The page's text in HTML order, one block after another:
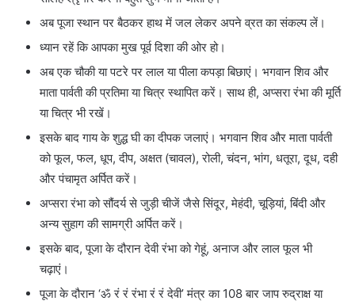
अब पूजा स्थान पर बैठकर हाथ में जल लेकर अपने व्रत का संकल्प लें।
ध्यान रहें कि आपका मुख पूर्व दिशा की ओर हो।
अब एक चौकी या पटरे पर लाल या पीला कपड़ा बिछाएं। भगवान शिव और
माता पार्वती की प्रतिमा या चित्र स्थापित करें। साथ ही, अप्सरा रंभा की मूर्ति
या चित्र भी रखें।
इसके बाद गाय के शुद्ध घी का दीपक जलाएं। भगवान शिव और माता पार्वती
को फूल, फल, धूप, दीप, अक्षत (चावल), रोली, चंदन, भांग, धतूरा, दूध, दही
और पंचामृत अर्पित करें।
अप्सरा रंभा को सौंदर्य से जुड़ी चीजें जैसे सिंदूर, मेहंदी, चूड़ियां, बिंदी और
अन्य सुहाग की सामग्री अर्पित करें।
इसके बाद, पूजा के दौरान देवी रंभा को गेहूं, अनाज और लाल फूल भी
चढ़ाएं।
पूजा के दौरान ‘ॐ रं रं रंभा रं रं देवी’ मंत्र का 108 बार जाप रुद्राक्ष या